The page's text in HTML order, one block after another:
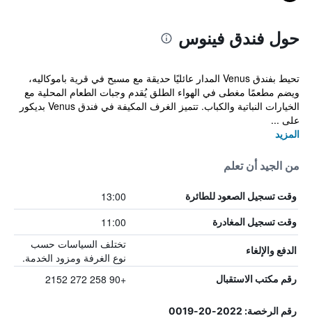
حول فندق فينوس
تحيط بفندق Venus المدار عائليًا حديقة مع مسبح في قرية باموكاليه،
ويضم مطعمًا مغطى في الهواء الطلق يُقدم وجبات الطعام المحلية مع
الخيارات النباتية والكباب. تتميز الغرف المكيفة في فندق Venus بديكور
على ...
المزيد
من الجيد أن تعلم
وقت تسجيل الصعود للطائرة 13:00
وقت تسجيل المغادرة 11:00
الدفع والإلغاء
تختلف السياسات حسب
نوع الغرفة ومزود الخدمة.
رقم مكتب الاستقبال +90 258 272 2152
رقم الرخصة: 2022-20-0019